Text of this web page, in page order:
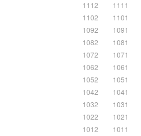
1112
1111
1102
1101
1092
1091
1082
1081
1072
1071
1062
1061
1052
1051
1042
1041
1032
1031
1022
1021
1012
1011